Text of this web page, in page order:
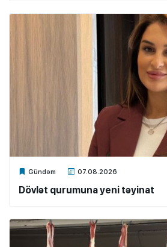
Gündəm 07.08.2026
Xalq.Online
Dövlət qurumuna yeni təyinat